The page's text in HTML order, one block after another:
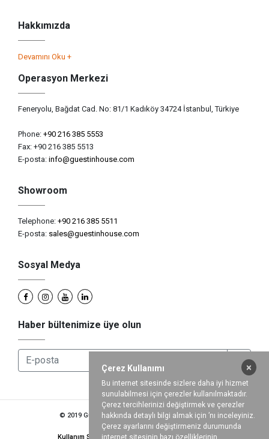
Hakkımızda
Devamını Oku +
Operasyon Merkezi
Feneryolu, Bağdat Cad. No: 81/1 Kadıköy 34724 İstanbul, Türkiye
Phone: +90 216 385 5553
Fax: +90 216 385 5513
E-posta: info@guestinhouse.com
Showroom
Telephone: +90 216 385 5511
E-posta: sales@guestinhouse.com
Sosyal Medya
Haber bültenimize üye olun
© 2019 Guestinhouse Hotel Supply International
Kullanım Şartları Gizlilik Politikası Kariyer
×
Çerez Kullanımı
Bu internet sitesinde sizlere daha iyi hizmet
sunulabilmesi için çerezler kullanılmaktadır.
Çerez tercihlerinizi değiştirmek ve çerezler
hakkında detaylı bilgi almak için ’nı inceleyiniz.
Çerez ayarlarını değiştirmeniz durumunda
internet sitesinin bazı özelliklerinin